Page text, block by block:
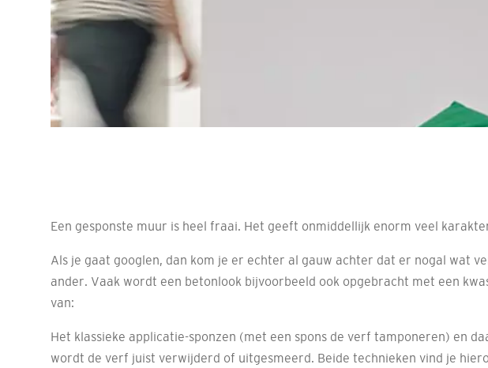
Een gesponste muur is heel fraai. Het geeft onmiddellijk enorm veel
Als je gaat googlen, dan kom je er echter al gauw achter dat er nogal wat
ander. Vaak wordt een betonlook bijvoorbeeld ook opgebracht met een
van:
Het klassieke applicatie-sponzen (met een spons de verf tamponeren) en
wordt de verf juist verwijderd of uitgesmeerd. Beide technieken vind je